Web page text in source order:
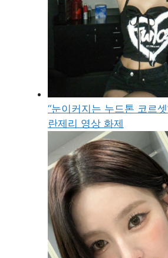
“눈이커지는 누드톤 코르
란제리 영상 화제